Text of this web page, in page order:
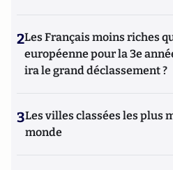
2Les Français moins riches
européenne pour la 3e
ira le grand déclassement ?
3Les villes classées les plus
monde